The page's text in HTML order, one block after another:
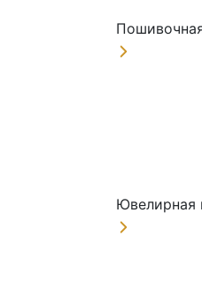
Ювелирная